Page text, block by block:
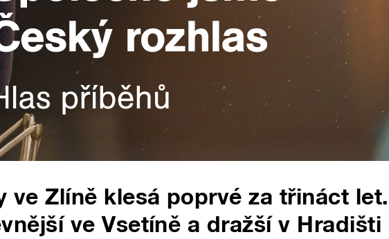
ve Zlíně klesá poprvé za třináct let.
ve Vsetíně a dražší v Hradišti